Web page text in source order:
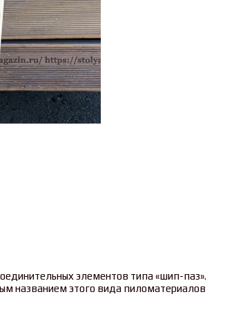
элементов типа «шип-паз».
названием этого вида пиломатериалов